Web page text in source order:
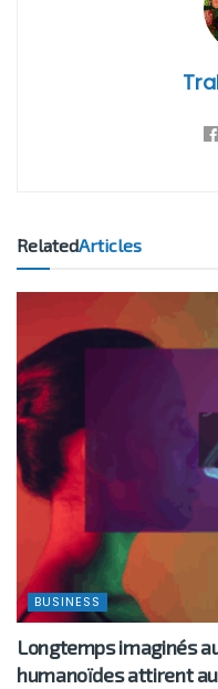
RelatedArticles
BUSINESS
Longtemps imaginés
humanoïdes attirent